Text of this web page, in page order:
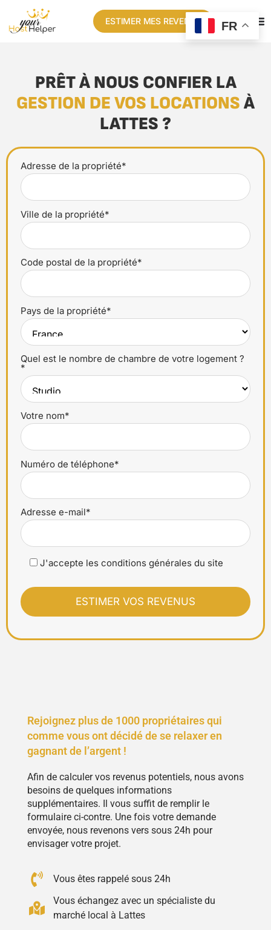
ESTIMER MES REVENUS
Rejoignez plus de 1000 propriétaires qui
comme vous ont décidé de se relaxer en
gagnant de l’argent !
Afin de calculer vos revenus potentiels, nous avons
besoins de quelques informations
supplémentaires. Il vous suffit de remplir le
formulaire ci-contre. Une fois votre demande
envoyée, nous revenons vers sous 24h pour
envisager votre projet.
Vous êtes rappelé sous 24h
Vous échangez avec un spécialiste du
marché local à Lattes
PRÊT À NOUS CONFIER LA
GESTION DE VOS LOCATIONS À
LATTES ?
Adresse de la propriété*
Ville de la propriété*
Code postal de la propriété*
Pays de la propriété*
Quel est le nombre de chambre de votre logement ?
*
Votre nom*
Numéro de téléphone*
Adresse e-mail*
J'accepte les conditions générales du site
FR